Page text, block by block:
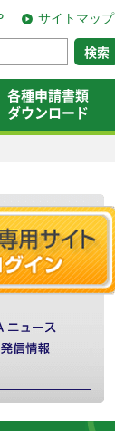
サイトマップ
各種申請書類
ダウンロード